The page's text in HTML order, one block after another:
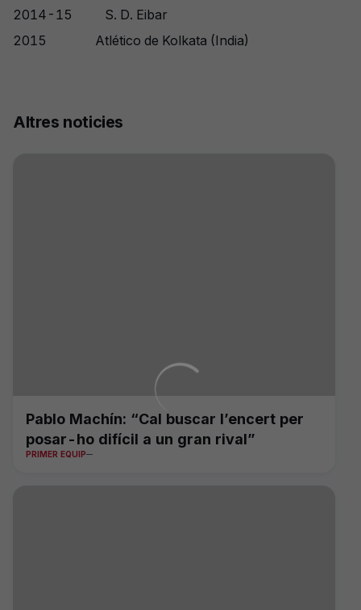
2014-15 S. D. Eibar
2015 Atlético de Kolkata (India)
Altres noticies
Pablo Machín: “Cal buscar l’encert per
posar-ho difícil a un gran rival”
PRIMER EQUIP